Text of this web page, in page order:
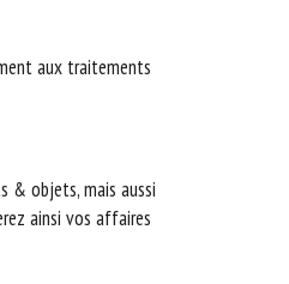
aux traitements
& objets, mais aussi
ainsi vos affaires